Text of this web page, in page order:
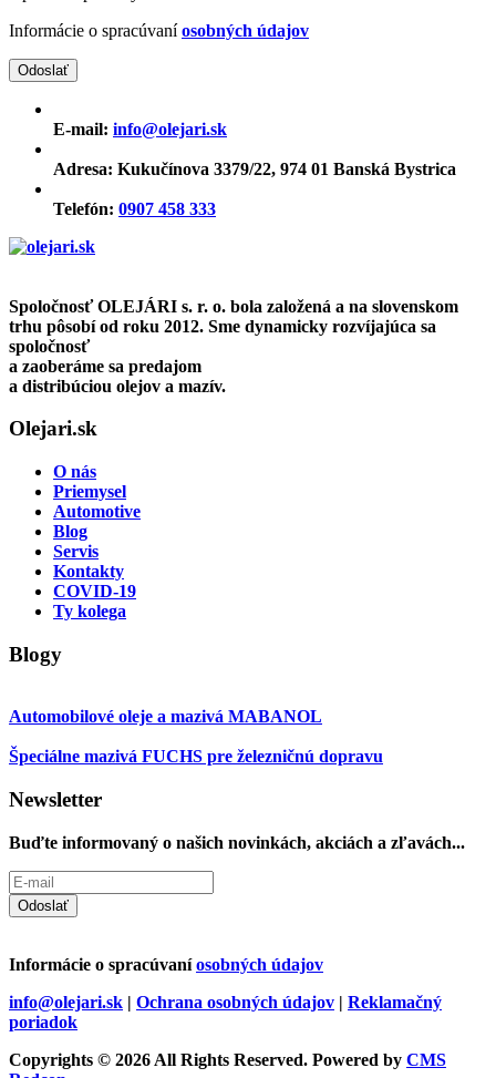
Informácie o spracúvaníosobných údajov
E-mail: info@olejari.sk
Adresa: Kukučínova 3379/22, 974 01 Banská Bystrica
Telefón: 0907 458 333
Spoločnosť OLEJÁRI s. r. o. bola založená a na slovenskom
trhu pôsobí od roku 2012. Sme dynamicky rozvíjajúca sa
spoločnosť
a zaoberáme sa predajom
a distribúciou olejov a mazív.
Olejari.sk
O nás
Priemysel
Automotive
Blog
Servis
Kontakty
COVID-19
Ty kolega
Blogy
Automobilové oleje a mazivá MABANOL
Špeciálne mazivá FUCHS pre železničnú dopravu
Newsletter
Buďte informovaný o našich novinkách, akciách a zľavách...
Odoslať
Informácie o spracúvaníosobných údajov
info@olejari.sk | Ochrana osobných údajov | Reklamačný
poriadok
Copyrights © 2026 All Rights Reserved. Powered by CMS